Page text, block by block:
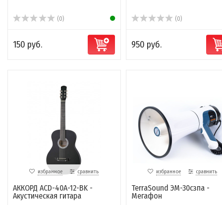
(0)
150 руб.
(0)
950 руб.
избранное сравнить
АККОРД ACD-40A-12-BK -
Акустическая гитара
избранное сравнить
TerraSound ЭМ-30сзпа -
Мегафон